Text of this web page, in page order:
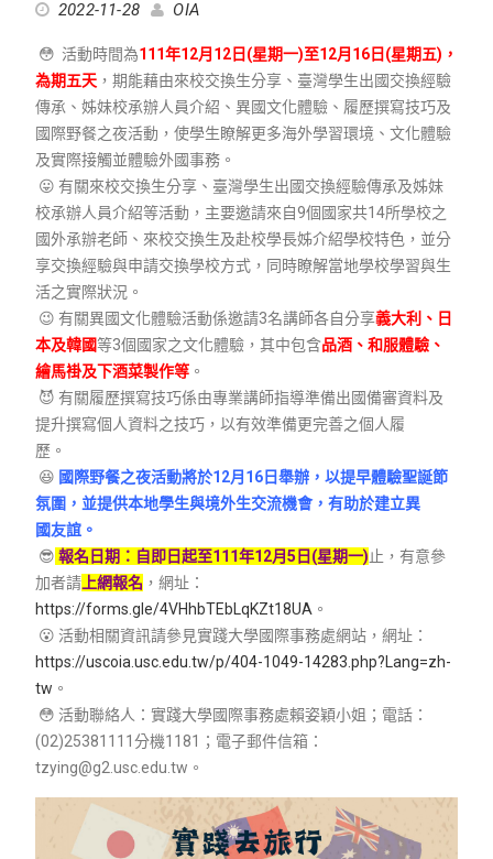
2022-11-28 OIA
😳 活動時間為111年12月12日(星期一)至12月16日(星期五)，
為期五天，期能藉由來校交換生分享、臺灣學生出國交換經驗
傳承、姊妹校承辦人員介紹、異國文化體驗、履歷撰寫技巧及
國際野餐之夜活動，使學生瞭解更多海外學習環境、文化體驗
及實際接觸並體驗外國事務。
😛 有關來校交換生分享、臺灣學生出國交換經驗傳承及姊妹
校承辦人員介紹等活動，主要邀請來自9個國家共14所學校之
國外承辦老師、來校交換生及赴校學長姊介紹學校特色，並分
享交換經驗與申請交換學校方式，同時瞭解當地學校學習與生
活之實際狀況。
😉 有關異國文化體驗活動係邀請3名講師各自分享義大利、日
本及韓國等3個國家之文化體驗，其中包含品酒、和服體驗、
繪馬褂及下酒菜製作等。
😈 有關履歷撰寫技巧係由專業講師指導準備出國備審資料及
提升撰寫個人資料之技巧，以有效準備更完善之個人履
歷。
😆 國際野餐之夜活動將於12月16日舉辦，以提早體驗聖誕節
氛圍，並提供本地學生與境外生交流機會，有助於建立異
國友誼。
😎 報名日期：自即日起至111年12月5日(星期一)止，有意參
加者請上網報名 ，網址：
https://forms.gle/4VHhbTEbLqKZt18UA 。
😮 活動相關資訊請參見實踐大學國際事務處網站，網址：
https://uscoia.usc.edu.tw/p/404-1049-14283.php?Lang=zh-
tw 。
😳 活動聯絡人：實踐大學國際事務處賴姿穎小姐；電話：
(02)25381111分機1181；電子郵件信箱：
tzying@g2.usc.edu.tw。